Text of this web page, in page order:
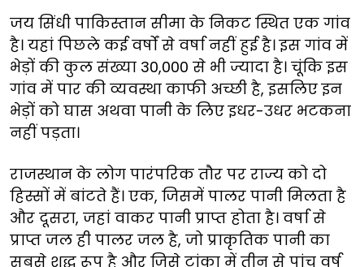
जय सिंधी पाकिस्तान सीमा के निकट स्थित एक गांव
है। यहां पिछले कई वर्षों से वर्षा नहीं हुई है। इस गांव में
भेड़ों की कुल संख्या 30,000 से भी ज्यादा है। चूंकि इस
गांव में पार की व्यवस्था काफी अच्छी है, इसलिए इन
भेड़ों को घास अथवा पानी के लिए इधर-उधर भटकना
नहीं पड़ता।
राजस्थान के लोग पारंपरिक तौर पर राज्य को दो
हिस्सों में बांटते हैं। एक, जिसमें पालर पानी मिलता है
और दूसरा, जहां वाकर पानी प्राप्त होता है। वर्षा से
प्राप्त जल ही पालर जल है, जो प्राकृतिक पानी का
सबसे शुद्ध रूप है और जिसे टांका में तीन से पांच वर्ष